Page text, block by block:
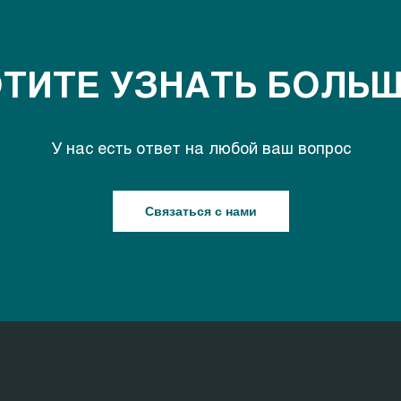
УЗНАТЬ
У нас есть ответ на любой ваш вопрос
Связаться с нами